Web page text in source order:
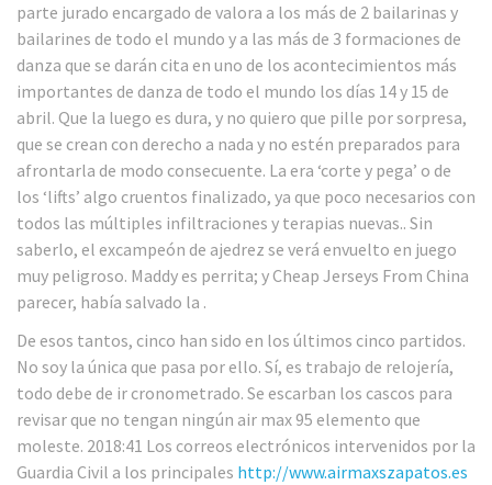
parte jurado encargado de valora a los más de 2 bailarinas y
bailarines de todo el mundo y a las más de 3 formaciones de
danza que se darán cita en uno de los acontecimientos más
importantes de danza de todo el mundo los días 14 y 15 de
abril. Que la luego es dura, y no quiero que pille por sorpresa,
que se crean con derecho a nada y no estén preparados para
afrontarla de modo consecuente. La era ‘corte y pega’ o de
los ‘lifts’ algo cruentos finalizado, ya que poco necesarios con
todos las múltiples infiltraciones y terapias nuevas.. Sin
saberlo, el excampeón de ajedrez se verá envuelto en juego
muy peligroso. Maddy es perrita; y Cheap Jerseys From China
parecer, había salvado la .
De esos tantos, cinco han sido en los últimos cinco partidos.
No soy la única que pasa por ello. Sí, es trabajo de relojería,
todo debe de ir cronometrado. Se escarban los cascos para
revisar que no tengan ningún air max 95 elemento que
moleste. 2018:41 Los correos electrónicos intervenidos por la
Guardia Civil a los principales http://www.airmaxszapatos.es